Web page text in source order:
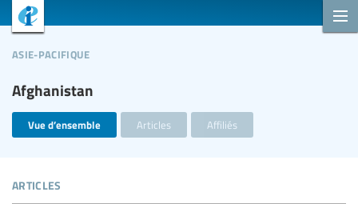
Afghanistan
asie-pacifique
Vue d’ensemble Articles Affiliés
articles